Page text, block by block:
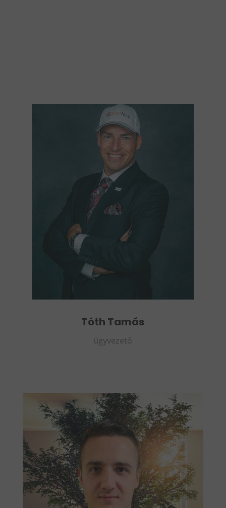
Tóth Tamás
ügyvezető